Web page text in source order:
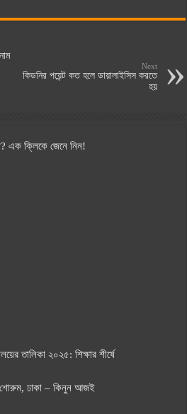
Next
কিডনির পয়েন্ট কত হলে ডায়ালাইসিস করতে
হয়
এক ক্লিকে জেনে নিন!
তালিকা ২০২৫: শিক্ষার শীর্ষে
শোরুম, ঢাকা – কিনুন আজই